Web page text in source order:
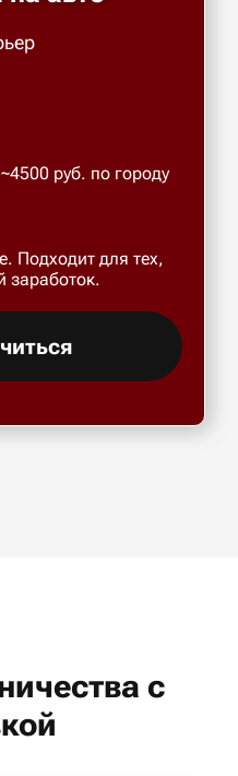
руб. по городу
Подходит для тех,
заработок.
с